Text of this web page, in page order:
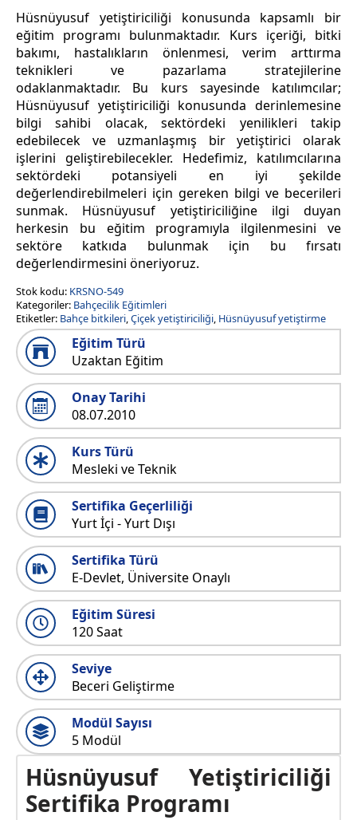
Hüsnüyusuf yetiştiriciliği konusunda kapsamlı bir
eğitim programı bulunmaktadır. Kurs içeriği, bitki
bakımı, hastalıkların önlenmesi, verim arttırma
teknikleri ve pazarlama stratejilerine
odaklanmaktadır. Bu kurs sayesinde katılımcılar;
Hüsnüyusuf yetiştiriciliği konusunda derinlemesine
bilgi sahibi olacak, sektördeki yenilikleri takip
edebilecek ve uzmanlaşmış bir yetiştirici olarak
işlerini geliştirebilecekler. Hedefimiz, katılımcılarına
sektördeki potansiyeli en iyi şekilde
değerlendirebilmeleri için gereken bilgi ve becerileri
sunmak. Hüsnüyusuf yetiştiriciliğine ilgi duyan
herkesin bu eğitim programıyla ilgilenmesini ve
sektöre katkıda bulunmak için bu fırsatı
değerlendirmesini öneriyoruz.
Stok kodu: KRSNO-549
Kategoriler: Bahçecilik Eğitimleri
Etiketler: Bahçe bitkileri,Çiçek yetiştiriciliği, Hüsnüyusuf yetiştirme
Eğitim Türü
Uzaktan Eğitim
Onay Tarihi
08.07.2010
Kurs Türü
Mesleki ve Teknik
Sertifika Geçerliliği
Yurt İçi - Yurt Dışı
Sertifika Türü
E-Devlet, Üniversite Onaylı
Eğitim Süresi
120 Saat
Seviye
Beceri Geliştirme
Modül Sayısı
5 Modül
Hüsnüyusuf Yetiştiriciliği
Sertifika Programı